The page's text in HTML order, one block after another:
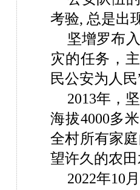
考验, 总是出
坚增罗布
灾的任务，
民公安为人
2013年，
海拔4000多
全村所有家
望许久的农
2022年10